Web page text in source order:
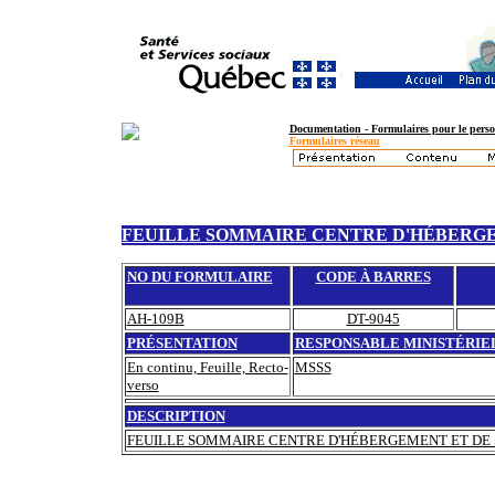
Documentation - Formulaires pour le
Formulaires réseau
FEUILLE SOMMAIRE CENTRE
NO DU FORMULAIRE CODE À BARRES
AH-109B
DT-9045
PRÉSENTATION
RESPONSABLE
En continu, Feuille, Recto-
verso
MSSS
DESCRIPTION
FEUILLE SOMMAIRE CENTRE D'HÉBERGEMENT ET DE